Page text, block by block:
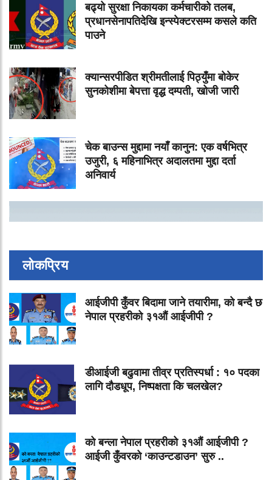
बढ्यो सुरक्षा निकायका कर्मचारीको तलब,
प्रधानसेनापतिदेखि इन्स्पेक्टरसम्म कसले कति
पाउने
क्यान्सरपीडित श्रीमतीलाई पिठ्युँमा बोकेर
सुनकोशीमा बेपत्ता वृद्ध दम्पती, खोजी जारी
चेक बाउन्स मुद्दामा नयाँ कानुन: एक वर्षभित्र
उजुरी, ६ महिनाभित्र अदालतमा मुद्दा दर्ता
अनिवार्य
लोकप्रिय
आईजीपी कुँवर बिदामा जाने तयारीमा, को बन्दै छ
नेपाल प्रहरीको ३१औं आईजीपी ?
डीआईजी बढुवामा तीव्र प्रतिस्पर्धा : १० पदका
लागि दौडधूप, निष्पक्षता कि चलखेल?
को बन्ला नेपाल प्रहरीको ३१औं आईजीपी ?
आईजी कुँवरको ‘काउन्टडाउन’ सुरु ..